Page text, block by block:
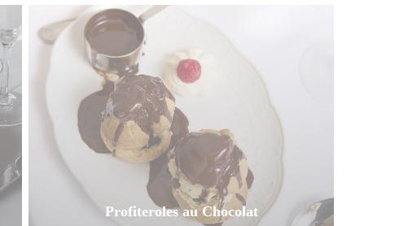
Profiteroles au Chocolat